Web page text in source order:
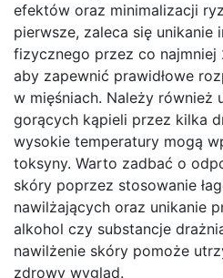
efektów oraz minimalizacji
pierwsze, zaleca się unikanie
fizycznego przez co
aby zapewnić prawidłowe
w mięśniach. Należy również
gorących kąpieli przez kilka
wysokie temperatury mogą
toksyny. Warto zadbać o
skóry poprzez stosowanie
nawilżających oraz unikanie
alkohol czy substancje
nawilżenie skóry pomoże
zdrowy wygląd.